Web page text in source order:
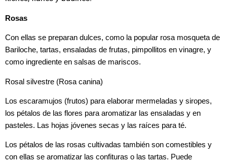
Rosas
Con ellas se preparan dulces, como la popular rosa mosqueta de
Bariloche, tartas, ensaladas de frutas, pimpollitos en vinagre, y
como ingrediente en salsas de mariscos.
Rosal silvestre (Rosa canina)
Los escaramujos (frutos) para elaborar mermeladas y siropes,
los pétalos de las flores para aromatizar las ensaladas y en
pasteles. Las hojas jóvenes secas y las raíces para té.
Los pétalos de las rosas cultivadas también son comestibles y
con ellas se aromatizar las confituras o las tartas. Puede